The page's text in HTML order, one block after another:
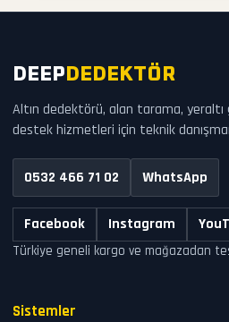
DEEP DEDEKTÖR
Altın dedektörü, alan tarama,
destek hizmetleri için teknik
0532 466 71 02 WhatsApp
Facebook Instagram
Türkiye geneli kargo ve mağazadan
Sistemler